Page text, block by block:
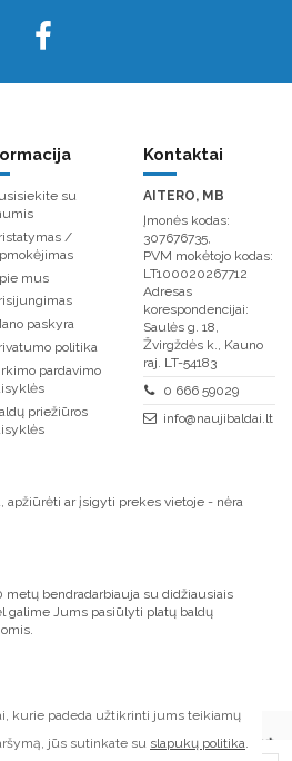
su
/
mus
paskyra
politika
pardavimo
priežiūros
Kontaktai
AITERO, MB
Įmonės kodas:
307676735,
PVM mokėtojo kodas:
LT100020267712
Adresas
korespondencijai:
Saulės g. 18,
Žvirgždės k., Kauno
raj. LT-54183
0 666 59029
info@naujibaldai.lt
ar įsigyti prekes vietoje - nėra
bendradarbiauja su didžiausiais
galime Jums pasiūlyti platų baldų
kurie padeda užtikrinti jums teikiamų
jūs sutinkate su slapukų politika.